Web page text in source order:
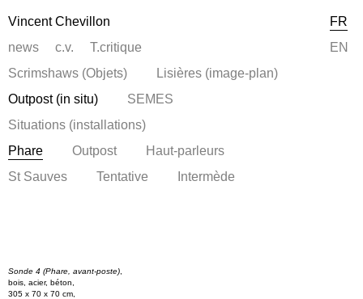
Vincent Chevillon
news
c.v.
T.critique
Scrimshaws (Objets)
Lisières (image-plan)
Outpost (in situ)
SEMES
Situations (installations)
Phare
Outpost
Haut-parleurs
St Sauves
Tentative Intermède
FR
EN
Sonde 4 (Phare, avant-poste)
bois, acier, béton,
305 x 70 x 70 cm,